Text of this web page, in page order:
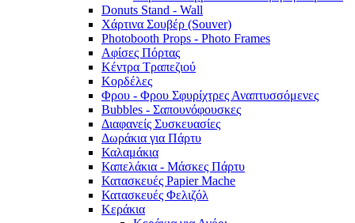
Donuts Stand - Wall
Χάρτινα Σουβέρ (Souver)
Photobooth Props - Photo Frames
Αφίσες Πόρτας
Κέντρα Τραπεζιού
Κορδέλες
Φρου - Φρου Σφυρίχτρες Αναπτυσσόμενες
Bubbles - Σαπουνόφουσκες
Διαφανείς Συσκευασίες
Δωράκια για Πάρτυ
Καλαμάκια
Καπελάκια - Μάσκες Πάρτυ
Κατασκευές Papier Mache
Κατασκευές Φελιζόλ
Κεράκια